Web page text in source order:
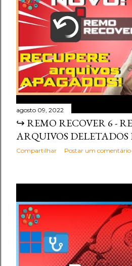
agosto 09, 2022
↪️ REMO RECOVER 6 -
ARQUIVOS DELETADOS
Compartilhar Postar um comentário